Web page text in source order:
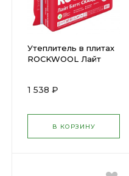
Утеплитель в плитах
ROCKWOOL Лайт
2,88м2 пл 28-35
1 538 ₽
В КОРЗИНУ